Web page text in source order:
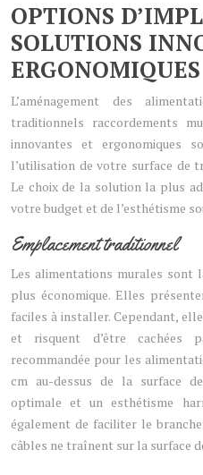
OPTIONS
SOLUTIONS
ERGONOMIQUES
L’aménagement des
traditionnels raccordements
innovantes et ergonomiques
l’utilisation de votre surface de
Le choix de la solution la plus
votre budget et de l’esthétisme
Emplacement traditionnel
Les alimentations murales
plus économique. Elles
faciles à installer. Cependant,
et risquent d’être cachées
recommandée pour les
cm au-dessus de la surface
optimale et un esthétisme
également de faciliter le
câbles ne traînent sur la surface